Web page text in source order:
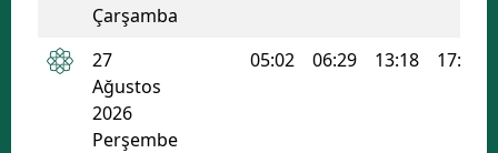
Çarşamba
27
Ağustos
2026
Perşembe
05:02 06:29 13:18 17:00